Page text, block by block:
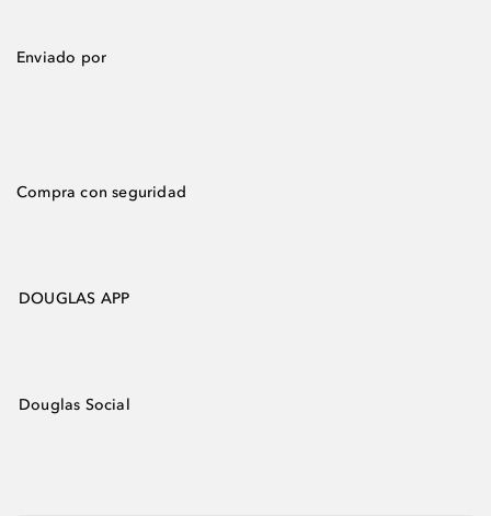
Enviado por
Compra con seguridad
DOUGLAS APP
Douglas Social